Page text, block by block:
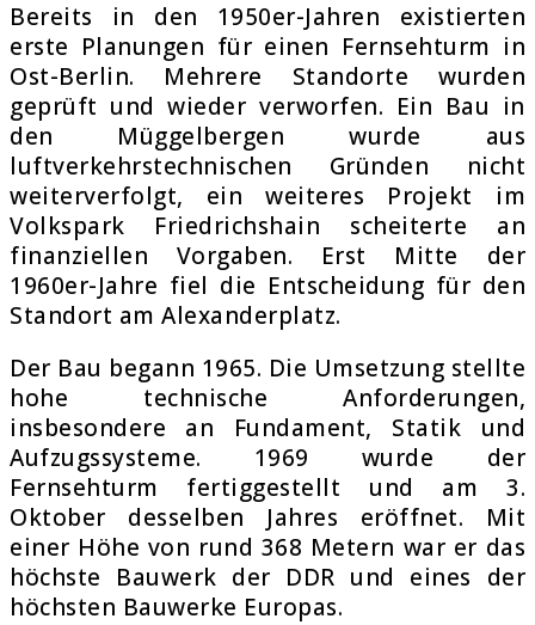
Bereits in den 1950er-Jahren existierten
erste Planungen für einen Fernsehturm in
Ost-Berlin. Mehrere Standorte wurden
geprüft und wieder verworfen. Ein Bau in
den Müggelbergen wurde aus
luftverkehrstechnischen Gründen nicht
weiterverfolgt, ein weiteres Projekt im
Volkspark Friedrichshain scheiterte an
finanziellen Vorgaben. Erst Mitte der
1960er-Jahre fiel die Entscheidung für den
Standort am Alexanderplatz.
Der Bau begann 1965. Die Umsetzung stellte
hohe technische Anforderungen,
insbesondere an Fundament, Statik und
Aufzugssysteme. 1969 wurde der
Fernsehturm fertiggestellt und am 3.
Oktober desselben Jahres eröffnet. Mit
einer Höhe von rund 368 Metern war er das
höchste Bauwerk der DDR und eines der
höchsten Bauwerke Europas.